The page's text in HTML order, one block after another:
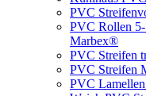
PVC
PVC Rollen
Marbex®
PVC Streifen
PVC Streifen
PVC